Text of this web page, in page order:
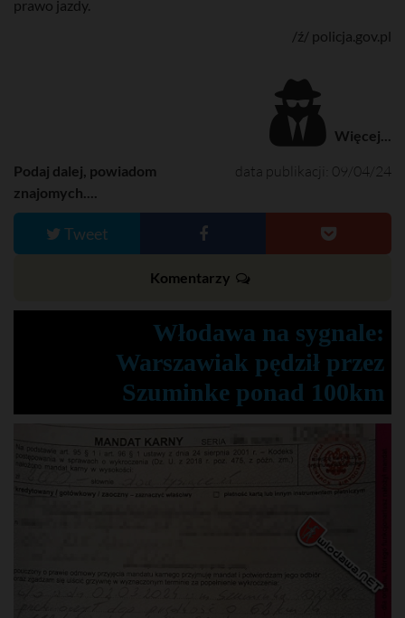
prawo jazdy.
/ź/ policja.gov.pl
Więcej...
data publikacji: 09/04/24
Podaj dalej, powiadom
znajomych....
Tweet
Komentarzy
Włodawa na sygnale:
Warszawiak pędził przez
Szuminke ponad 100km